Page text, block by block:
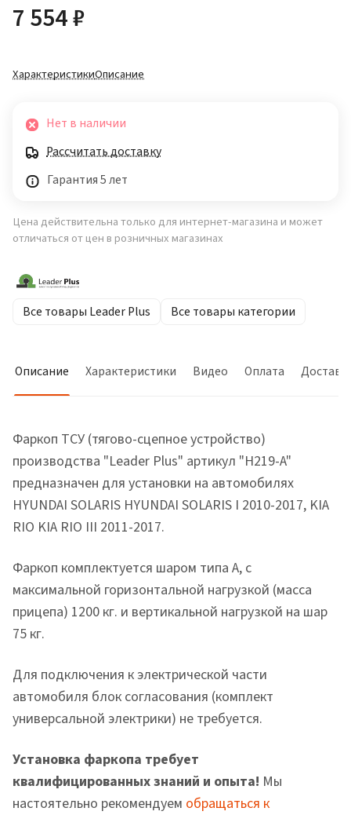
7 554 ₽
ХарактеристикиОписание
Нет в наличии
Рассчитать доставку
Гарантия 5 лет
Цена действительна только для интернет-магазина и может
отличаться от цен в розничных магазинах
Все товары Leader Plus Все товары категории
Описание Характеристики Видео Оплата
Фаркоп ТСУ (тягово-сцепное устройство)
производства "Leader Plus" артикул "H219-A"
предназначен для установки на автомобилях
HYUNDAI SOLARIS HYUNDAI SOLARIS I 2010-2017, KIA
RIO KIA RIO III 2011-2017.
Фаркоп комплектуется шаром типа A, с
максимальной горизонтальной нагрузкой (масса
прицепа) 1200 кг. и вертикальной нагрузкой на шар
75 кг.
Для подключения к электрической части
автомобиля блок согласования (комплект
универсальной электрики) не требуется.
Установка фаркопа требует
квалифицированных знаний и опыта! Мы
настоятельно рекомендуем обращаться к